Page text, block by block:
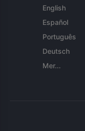
English
Español
Português
Deutsch
Mer...